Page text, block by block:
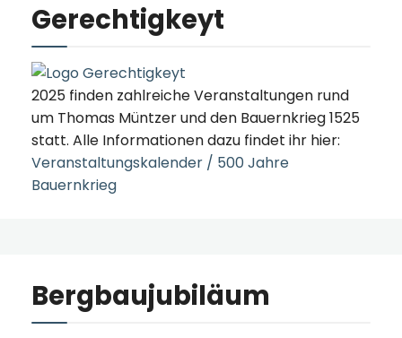
Gerechtigkeyt
2025 finden zahlreiche Veranstaltungen rund
um Thomas Müntzer und den Bauernkrieg 1525
statt. Alle Informationen dazu findet ihr hier:
Veranstaltungskalender / 500 Jahre
Bauernkrieg
Bergbaujubiläum